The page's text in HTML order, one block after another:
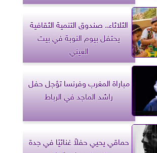
الثلاثاء.. صندوق التنمية الثقافية
يحتفل بيوم النوبة في بيت
العيني
مباراة المغرب وفرنسا تؤجل حفل
راشد الماجد في الرباط
حماقي يحيي حفلاً غنائيًا في جدة